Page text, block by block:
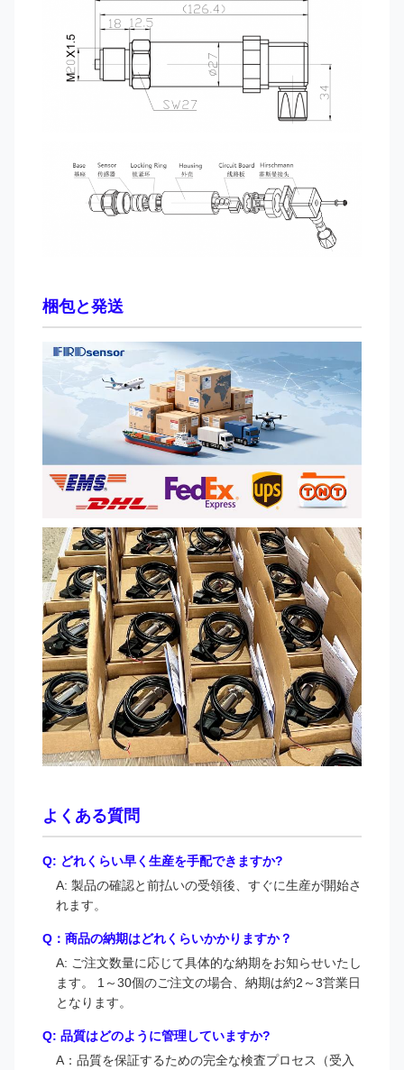
梱包と発送
よくある質問
Q: どれくらい早く生産を手配できますか?
A: 製品の確認と前払いの受領後、すぐに生産が開始さ
れます。
Q：商品の納期はどれくらいかかりますか？
A: ご注文数量に応じて具体的な納期をお知らせいたし
ます。 1～30個のご注文の場合、納期は約2～3営業日
となります。
Q: 品質はどのように管理していますか?
A：品質を保証するための完全な検査プロセス（受入